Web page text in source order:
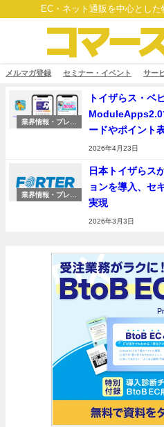
EC・ネット通販を中心とし
メルマガ登録 セミナー・イベント サー
業界情報・プレス
トイザらス・ベ
ModuleApps2.0
ードやポイント
2026年4月23日
業界情報・プレス
日本トイザらス
ョンを導入、セ
実現
2026年3月3日